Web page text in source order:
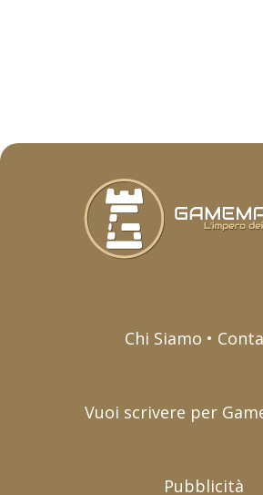
Chi Siamo •
Vuoi scrivere per
Pubblicità